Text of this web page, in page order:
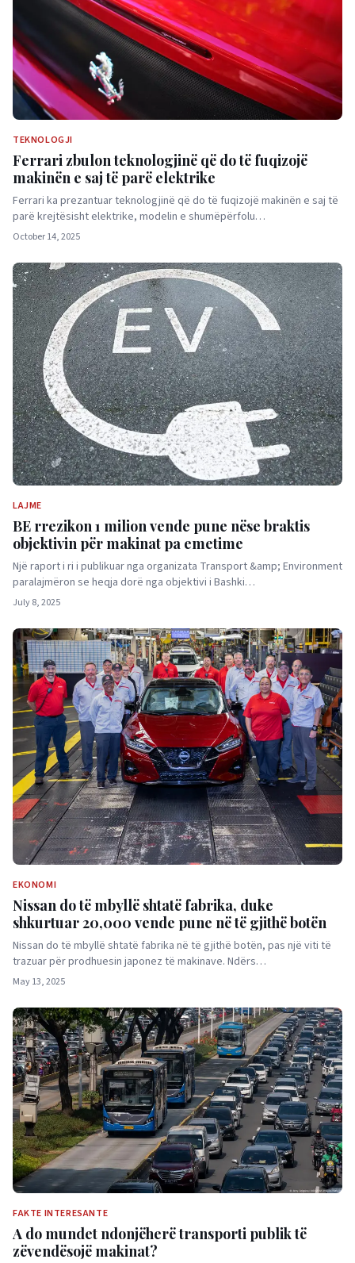
TEKNOLOGJI
Ferrari zbulon teknologjinë që do të fuqizojë
makinën e saj të parë elektrike
Ferrari ka prezantuar teknologjinë që do të fuqizojë makinën e saj të
parë krejtësisht elektrike, modelin e shumëpërfolu…
October 14, 2025
LAJME
BE rrezikon 1 milion vende pune nëse braktis
objektivin për makinat pa emetime
Një raport i ri i publikuar nga organizata Transport &amp; Environment
paralajmëron se heqja dorë nga objektivi i Bashki…
July 8, 2025
EKONOMI
Nissan do të mbyllë shtatë fabrika, duke
shkurtuar 20,000 vende pune në të gjithë botën
Nissan do të mbyllë shtatë fabrika në të gjithë botën, pas një viti të
trazuar për prodhuesin japonez të makinave. Ndërs…
May 13, 2025
FAKTE INTERESANTE
A do mundet ndonjëherë transporti publik të
zëvendësojë makinat?